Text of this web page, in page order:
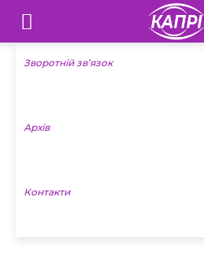
Телебачення
«Капрі»
Новини
Зворотній зв’язок
Архів
Контакти